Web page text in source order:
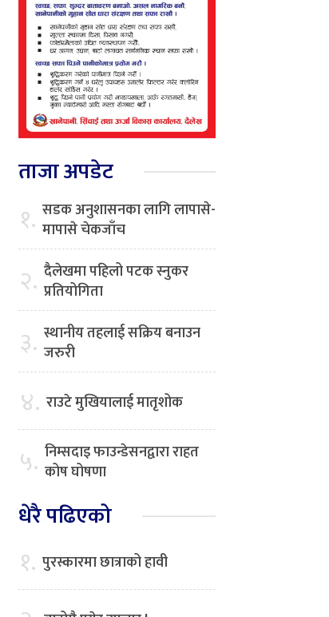
ताजा अपडेट
१. सडक अनुशासनका लागि लापासे-
मापासे चेकजाँच
२. दैलेखमा पहिलो पटक स्नुकर
प्रतियोगिता
३. स्थानीय तहलाई सक्रिय बनाउन
जरुरी
४. राउटे मुखियालाई मातृशोक
५. निम्सदाइ फाउन्डेसनद्वारा राहत
कोष घोषणा
धेरै पढिएको
१. पुरस्कारमा छात्राको हावी